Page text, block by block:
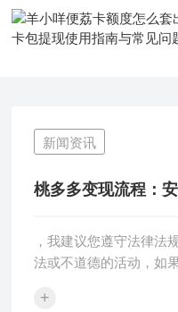
当前位置：
新闻资讯
桃多多变现流程：
，我建议您遵守法律法
法或不道德的活动，如
+